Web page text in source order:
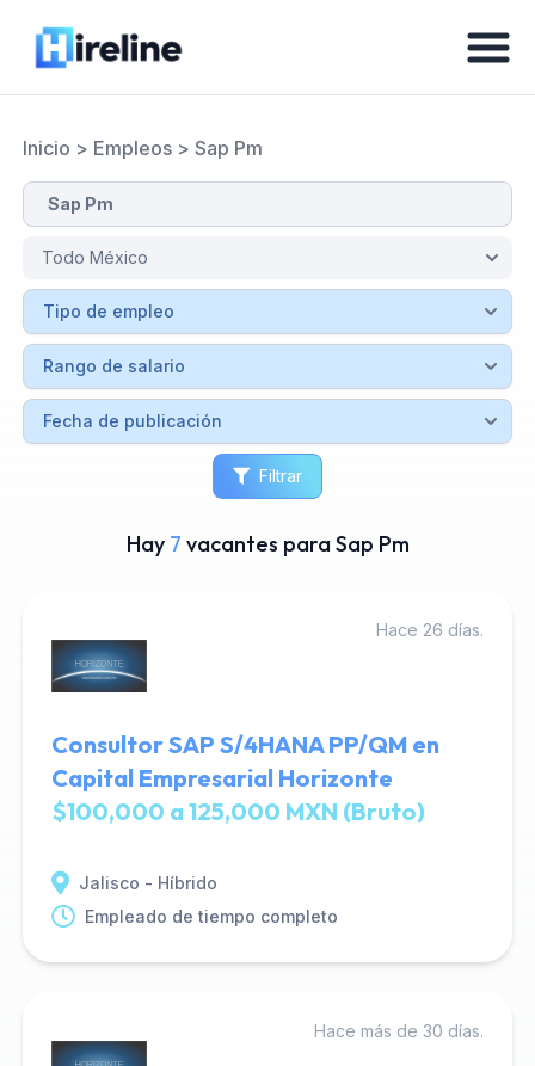
Inicio > Empleos> Sap Pm
Filtrar
Hay 7 vacantes para Sap Pm
Hace 26 días.
Consultor SAP S/4HANA PP/QM en
Capital Empresarial Horizonte
$100,000 a 125,000 MXN (Bruto)
Jalisco - Híbrido
Empleado de tiempo completo
Hace más de 30 días.